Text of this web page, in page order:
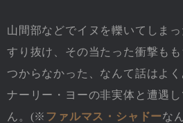
山間部などでイヌを轢いてしま
すり抜け、その当たった衝撃も
つからなかった、なんて話はよ
ナーリー・ヨーの非実体と遭遇
ん。(※ ファルマス・シャドーな